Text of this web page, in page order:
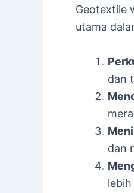
Geotextile
utama
dan
dan